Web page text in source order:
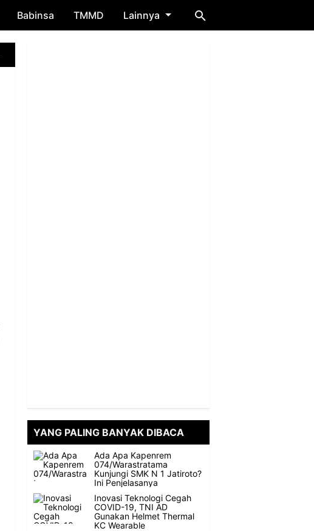
Babinsa TMMD Lainnya
YANG PALING BANYAK DIBACA
Ada Apa Kapenrem
074/Warastratama
Kunjungi SMK N 1 Jatiroto?
Ini Penjelasanya
Inovasi Teknologi Cegah
COVID-19, TNI AD
Gunakan Helmet Thermal
KC Wearable